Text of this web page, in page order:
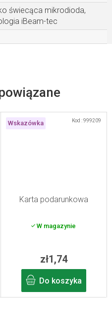
Wskazówka
Karta podarunkowa
W magazynie
zł1,74
Do koszyka
Kod :999209
świecąca mikrodioda,
iBeam-tec